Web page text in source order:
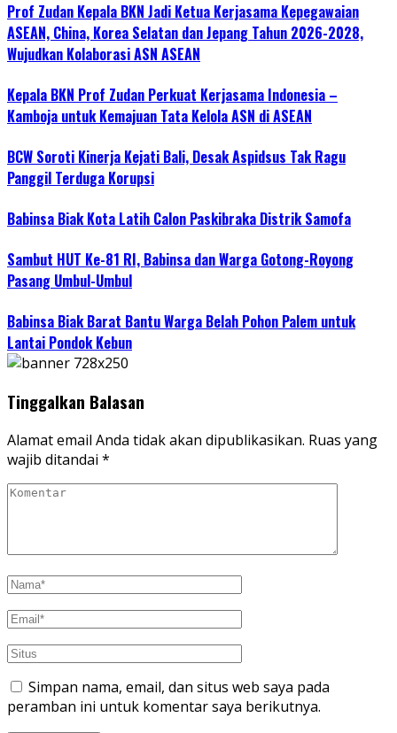
Prof Zudan Kepala BKN Jadi Ketua Kerjasama Kepegawaian
ASEAN, China, Korea Selatan dan Jepang Tahun 2026-2028,
Wujudkan Kolaborasi ASN ASEAN
Kepala BKN Prof Zudan Perkuat Kerjasama Indonesia –
Kamboja untuk Kemajuan Tata Kelola ASN di ASEAN
BCW Soroti Kinerja Kejati Bali, Desak Aspidsus Tak Ragu
Panggil Terduga Korupsi
Babinsa Biak Kota Latih Calon Paskibraka Distrik Samofa
Sambut HUT Ke-81 RI, Babinsa dan Warga Gotong-Royong
Pasang Umbul-Umbul
Babinsa Biak Barat Bantu Warga Belah Pohon Palem untuk
Lantai Pondok Kebun
Tinggalkan Balasan
Alamat email Anda tidak akan dipublikasikan. Ruas yang
wajib ditandai *
Simpan nama, email, dan situs web saya pada
peramban ini untuk komentar saya berikutnya.